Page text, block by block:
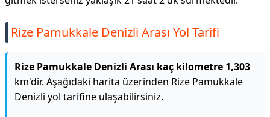
Rize Pamukkale Denizli Arası Yol Tarifi
Rize Pamukkale Denizli Arası kaç kilometre 1,303
km'dir. Aşağıdaki harita üzerinden Rize Pamukkale
Denizli yol tarifine ulaşabilirsiniz.